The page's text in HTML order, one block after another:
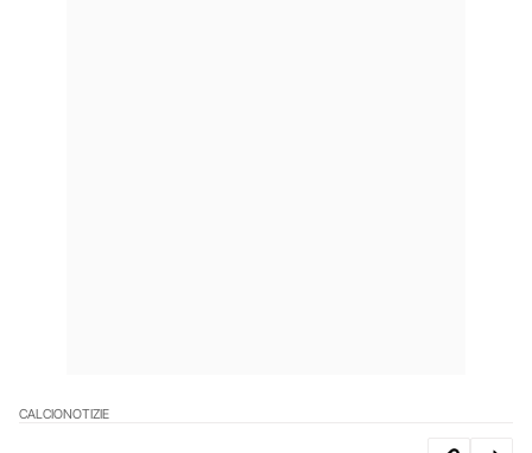
CALCIONOTIZIE